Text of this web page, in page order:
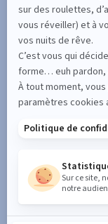
SUIVEZ
Entrez votre
En cochant cette
acceptez de
concernant les
conformément à
notre politique